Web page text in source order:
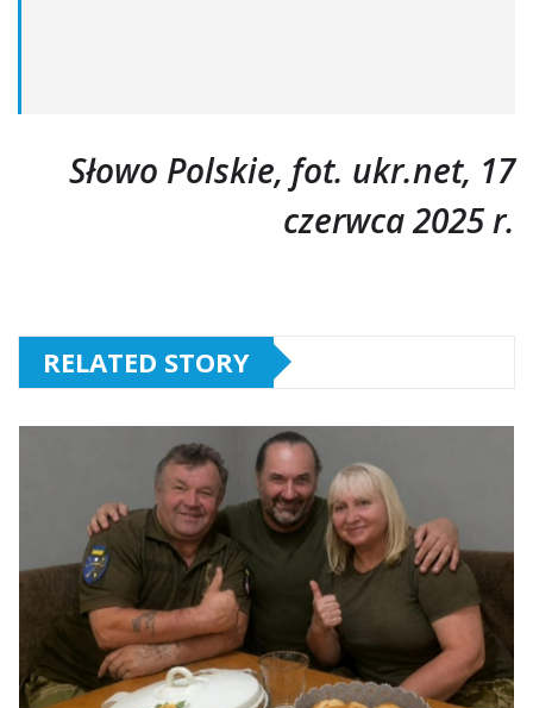
Słowo Polskie, fot. ukr.net, 17
czerwca 2025 r.
RELATED STORY